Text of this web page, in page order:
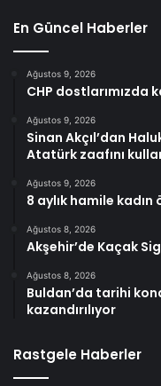
En Güncel Haberler
Ağustos 9, 2026
CHP dostlarımızda
Ağustos 9, 2026
Sinan Akçıl’dan
Atatürk zaafını
Ağustos 9, 2026
8 aylık hamile
Ağustos 8, 2026
Akşehir’de Kaçak
Ağustos 8, 2026
Buldan’da tarihi
kazandırılıyor
Rastgele Haberler